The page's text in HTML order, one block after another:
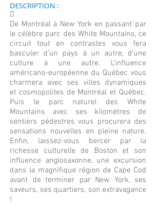
DESCRIPTION :
􀀄
De Montréal à New York en passant par
le célèbre parc des White Mountains, ce
circuit tout en contrastes vous fera
basculer d’un pays à un autre, d’une
culture à une autre. L’influence
américano-européenne du Québec vous
charmera avec ses villes dynamiques
et cosmopolites de Montréal et Québec.
Puis le parc naturel des White
Mountains avec ses kilomètres de
sentiers pédestres vous procurera des
sensations nouvelles en pleine nature.
Enfin, laissez-vous bercer par la
richesse culturelle de Boston et son
influence anglosaxonne, une excursion
dans la magnifique région de Cape Cod
avant de terminer par New York, ses
saveurs, ses quartiers, son extravagance
!